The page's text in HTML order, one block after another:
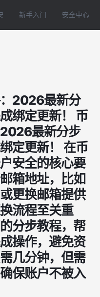
新手入门 安全中心
2026最新分
绑定更新！ 币
最新分步
定更新！ 在币
安全的核心要
箱地址，比如
更换邮箱提供
流程至关重
分步教程，帮
操作，避免资
几分钟，但需
保账户不被入